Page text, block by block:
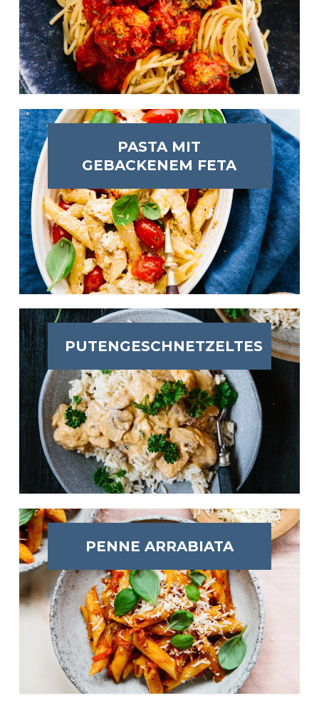
PASTA MIT
GEBACKENEM FETA
PUTENGESCHNETZELTES
PENNE ARRABIATA